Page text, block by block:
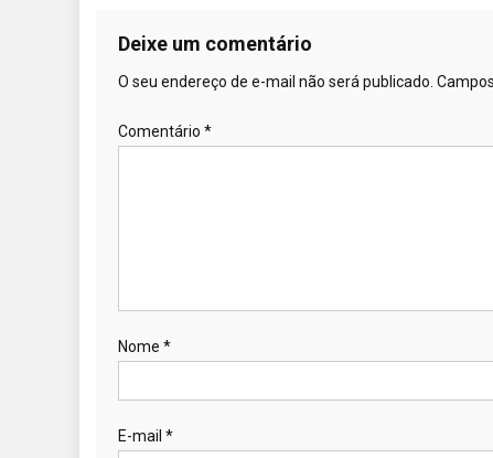
Deixe um comentário
O seu endereço de e-mail não será publicado.
Comentário *
Nome *
E-mail *